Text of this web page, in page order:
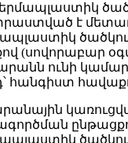
է
(սովորաբար
ունի
հանգիստ